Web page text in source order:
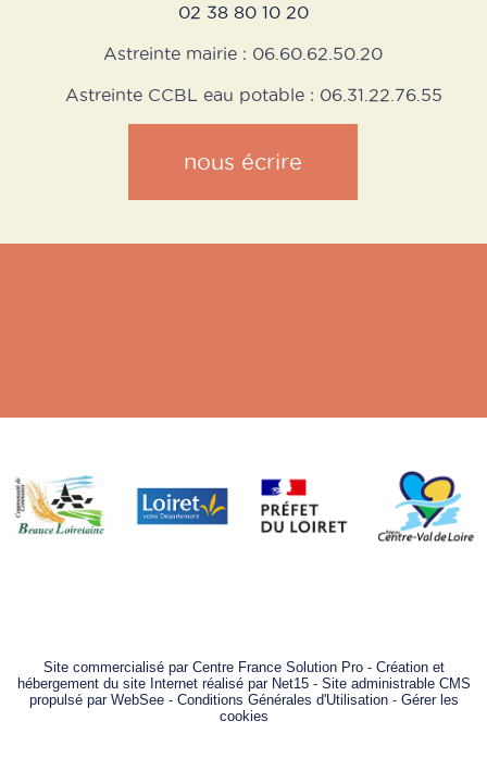
02 38 80 10 20
Astreinte mairie : 06.60.62.50.20
Astreinte CCBL eau potable : 06.31.22.76.55
nous écrire
Site commercialisé par Centre France Solution Pro- Création et
hébergement du site Internet réalisé par Net15- Site administrable CMS
propulsé par WebSee- Conditions Générales d'Utilisation- Gérer les
cookies